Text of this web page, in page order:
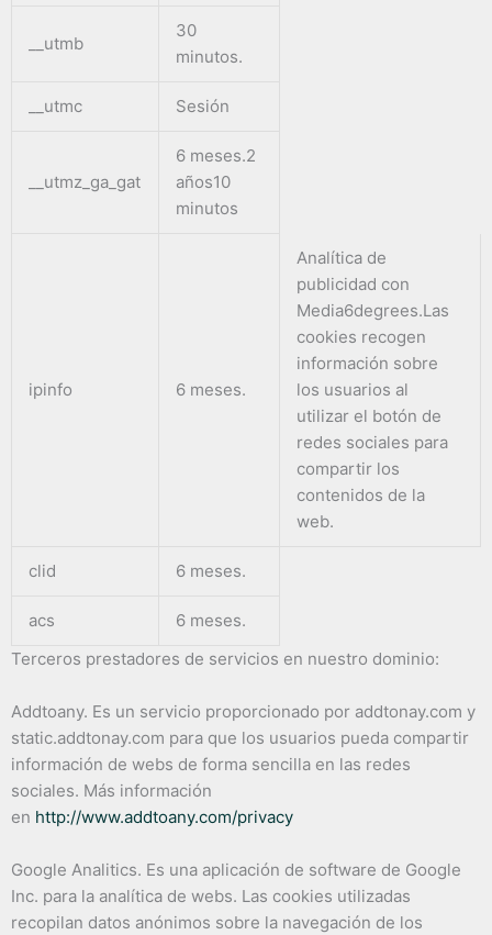
__utmb
30
minutos.
__utmc Sesión
__utmz_ga_gat
6 meses.2
años10
minutos
ipinfo 6 meses.
Analítica de
publicidad con
Media6degrees.Las
cookies recogen
información sobre
los usuarios al
utilizar el botón de
redes sociales para
compartir los
contenidos de la
web.
clid 6 meses.
acs
6 meses.
Terceros prestadores de servicios en nuestro dominio:
Addtoany. Es un servicio proporcionado por addtonay.com y
static.addtonay.com para que los usuarios pueda compartir
información de webs de forma sencilla en las redes
sociales. Más información
en http://www.addtoany.com/privacy
Google Analitics. Es una aplicación de software de Google
Inc. para la analítica de webs. Las cookies utilizadas
recopilan datos anónimos sobre la navegación de los